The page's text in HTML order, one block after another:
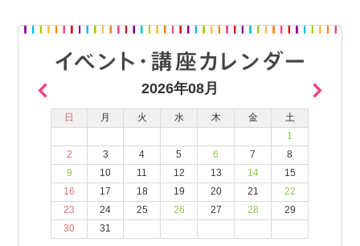
2026年08月
日 月 火 水 木 金
土
1
2
3 4 5 6 7
8
9
10 11 12 13 14
15
16
17 18 19 20 21
22
23
24 25 26 27 28
29
30
31